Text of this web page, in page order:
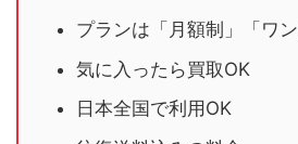
プランは「月額制」「ワ
気に入ったら買取OK
日本全国で利用OK